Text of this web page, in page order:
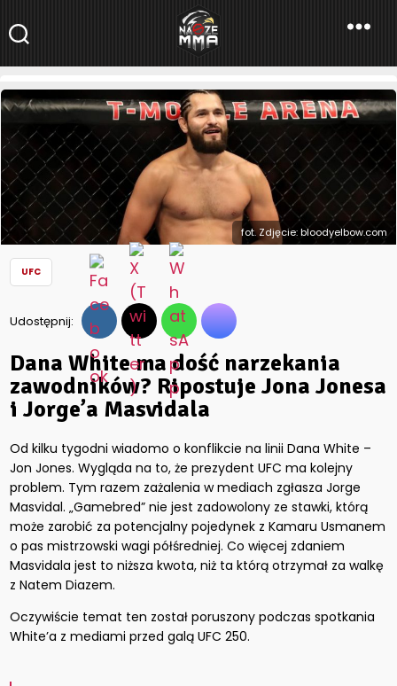
NaszeMMA
NaszeMMA.pl»Aktualności»Świat»UFC»Dana White ma dość
narzekania zawodników? Ripostuje Jona Jonesa i Jorge’a
fot. Zdjęcie: bloodyelbow.com
UFC
Udostępnij:
Dana White ma dość narzekania
zawodników? Ripostuje Jona Jonesa
i Jorge’a Masvidala
Od kilku tygodni wiadomo o konflikcie na linii Dana White –
Jon Jones. Wygląda na to, że prezydent UFC ma kolejny
problem. Tym razem zażalenia w mediach zgłasza Jorge
Masvidal. „Gamebred” nie jest zadowolony ze stawki, którą
może zarobić za potencjalny pojedynek z Kamaru Usmanem
o pas mistrzowski wagi półśredniej. Co więcej zdaniem
Masvidala jest to niższa kwota, niż ta którą otrzymał za walkę
z Natem Diazem.
Oczywiście temat ten został poruszony podczas spotkania
White’a z mediami przed galą UFC 250.